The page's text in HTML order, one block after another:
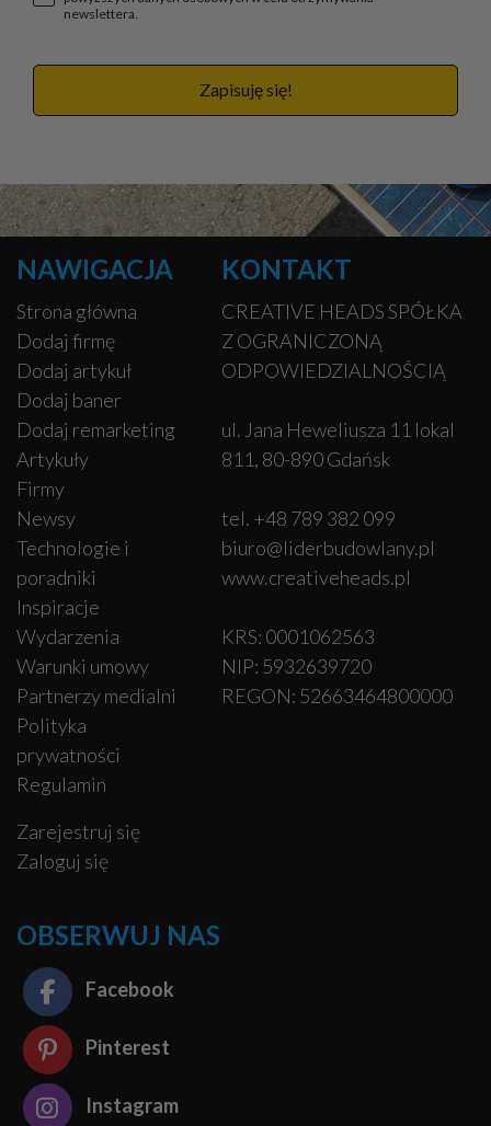
newslettera.
Zapisuję się!
NAWIGACJA
Strona główna
Dodaj firmę
Dodaj artykuł
Dodaj baner
Dodaj remarketing
Artykuły
Firmy
Newsy
Technologie i
poradniki
Inspiracje
Wydarzenia
Warunki umowy
Partnerzy medialni
Polityka
prywatności
Regulamin
Zarejestruj się
Zaloguj się
KONTAKT
CREATIVE HEADS SPÓŁKA
Z OGRANICZONĄ
ODPOWIEDZIALNOŚCIĄ
ul. Jana Heweliusza 11 lokal
811, 80-890 Gdańsk
tel. +48 789 382 099
biuro@liderbudowlany.pl
www.creativeheads.pl
KRS: 0001062563
NIP: 5932639720
REGON: 52663464800000
OBSERWUJ NAS
Facebook
Pinterest
Instagram